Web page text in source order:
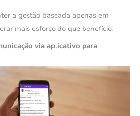
a gestão baseada apenas em
mais esforço do que benefício.
via aplicativo para